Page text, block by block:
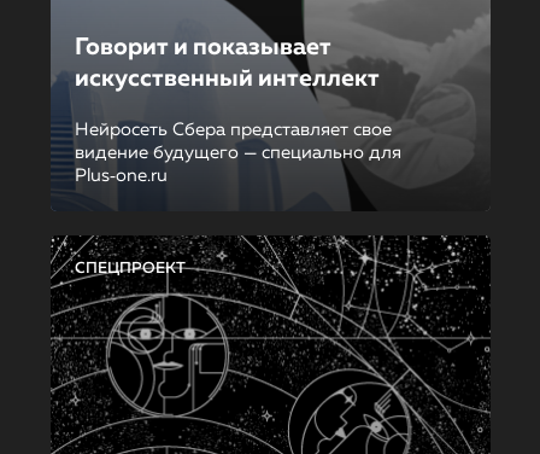
Говорит и показывает
искусственный интеллект
Нейросеть Сбера представляет свое
видение будущего — специально для
Plus‑one.ru
СПЕЦПРОЕКТ